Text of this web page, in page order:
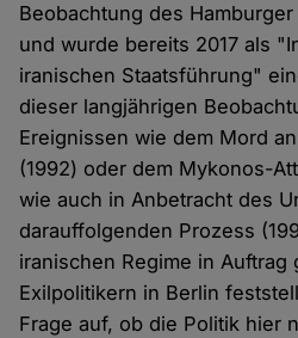
Beobachtung des
und wurde bereits 2017 als
iranischen Staatsführung"
dieser langjährigen
Ereignissen wie dem Mord
(1992) oder dem Mykonos-
wie auch in Anbetracht des
darauffolgenden Prozess
iranischen Regime in Auftrag
Exilpolitikern in Berlin
Frage auf, ob die Politik hier